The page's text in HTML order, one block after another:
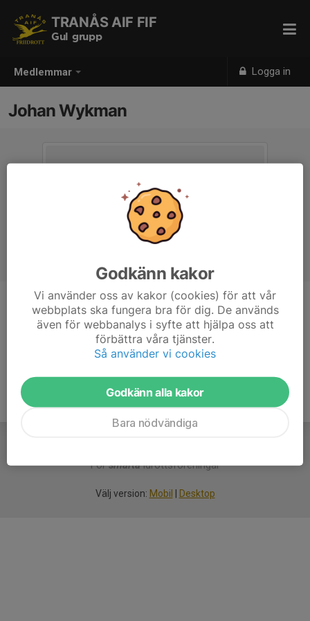
Medlemmar Logga in
TRANÅS AIF FIF
Gul grupp
Johan Wykman
Titel
Ledare
Ålder
50 år
Försmartaidrottsföreningar
Välj version: Mobil Desktop
Godkänn kakor
Vi använder oss av kakor (cookies) för att vår
webbplats ska fungera bra för dig. De används
även för webbanalys i syfte att hjälpa oss att
förbättra våra tjänster.
Så använder vi cookies
Godkänn alla kakor
Bara nödvändiga